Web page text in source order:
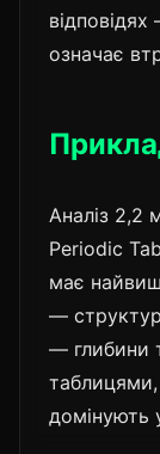
означає
Аналіз 2,2
Periodic
має
—
— глибини
домінують